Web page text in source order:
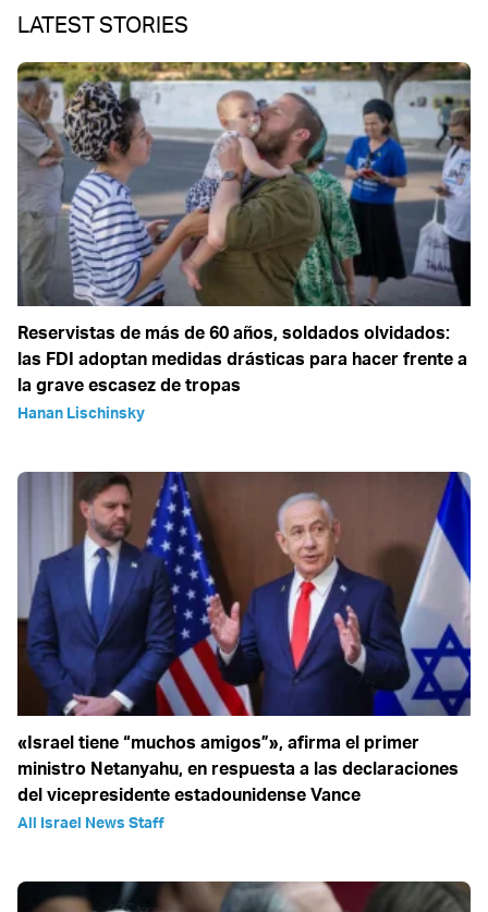
LATEST STORIES
Reservistas de más de 60 años, soldados olvidados:
las FDI adoptan medidas drásticas para hacer frente a
la grave escasez de tropas
Hanan Lischinsky
«Israel tiene “muchos amigos”», afirma el primer
ministro Netanyahu, en respuesta a las declaraciones
del vicepresidente estadounidense Vance
All Israel News Staff